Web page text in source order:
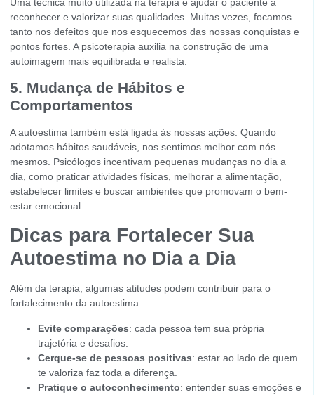
reconhecer e valorizar suas qualidades. Muitas vezes, focamos
tanto nos defeitos que nos esquecemos das nossas conquistas e
pontos fortes. A psicoterapia auxilia na construção de uma
autoimagem mais equilibrada e realista.
5. Mudança de Hábitos e
Comportamentos
A autoestima também está ligada às nossas ações. Quando
adotamos hábitos saudáveis, nos sentimos melhor com nós
mesmos. Psicólogos incentivam pequenas mudanças no dia a
dia, como praticar atividades físicas, melhorar a alimentação,
estabelecer limites e buscar ambientes que promovam o bem-
estar emocional.
Dicas para Fortalecer Sua
Autoestima no Dia a Dia
Além da terapia, algumas atitudes podem contribuir para o
fortalecimento da autoestima:
Evite comparações: cada pessoa tem sua própria
trajetória e desafios.
Cerque-se de pessoas positivas: estar ao lado de quem
te valoriza faz toda a diferença.
Pratique o autoconhecimento: entender suas emoções e